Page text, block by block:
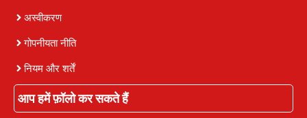
अस्वीकरण
गोपनीयता नीति
नियम और शर्तें
आप हमें फ़ॉलो कर सकते हैं